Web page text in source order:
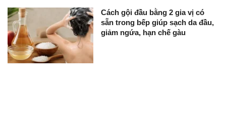
Cách gội đầu bằng 2 gia vị có
sẵn trong bếp giúp sạch da đầu,
giảm ngứa, hạn chế gàu